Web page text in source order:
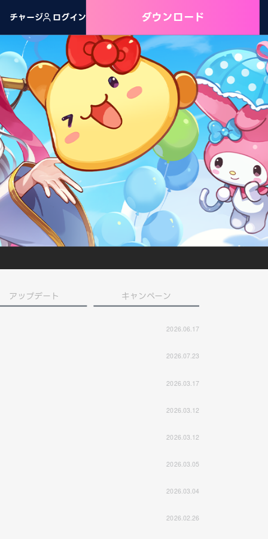
チャージ ログイン ダウンロード
アップデート キャンペーン
2026.06.17
2026.07.23
2026.03.17
2026.03.12
2026.03.12
2026.03.05
2026.03.04
2026.02.26